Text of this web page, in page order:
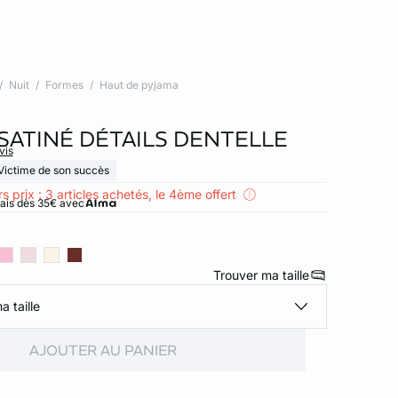
Nuit Formes Haut de pyjama
DÉTAILS DENTELLE
prix : 3 articles achetés, le 4ème offert
de son succès
dès 35€ avec
Trouver ma taille
taille
AJOUTER AU PANIER